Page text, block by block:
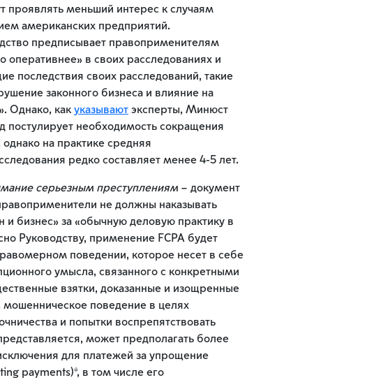
проявлять меньший интерес к случаям
американских предприятий.
предписывает правоприменителям
оперативнее» в своих расследованиях и
последствия своих расследований, такие
законного бизнеса и влияние на
Однако, какуказывают эксперты, Минюст
необходимость сокращения
на практике средняя
редко составляет менее 4-5 лет.
серьезным преступлениям – документ
не должны наказывать
и бизнес» за «обычную деловую практику в
Руководству, применение FCPA будет
поведении, которое несет в себе
умысла, связанного с конкретными
взятки, доказанные и изощренные
мошенническое поведение в целях
и попытки воспрепятствовать
может предполагать более
для платежей за упрощение
payments)*, в том числе его